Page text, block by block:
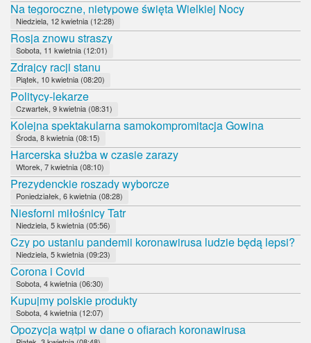
Na tegoroczne, nietypowe święta Wielkiej Nocy
Niedziela, 12 kwietnia (12:28)
Rosja znowu straszy
Sobota, 11 kwietnia (12:01)
Zdrajcy racji stanu
Piątek, 10 kwietnia (08:20)
Politycy-lekarze
Czwartek, 9 kwietnia (08:31)
Kolejna spektakularna samokompromitacja Gowina
Środa, 8 kwietnia (08:15)
Harcerska służba w czasie zarazy
Wtorek, 7 kwietnia (08:10)
Prezydenckie roszady wyborcze
Poniedziałek, 6 kwietnia (08:28)
Niesforni miłośnicy Tatr
Niedziela, 5 kwietnia (05:56)
Czy po ustaniu pandemii koronawirusa ludzie będą lepsi?
Niedziela, 5 kwietnia (09:23)
Corona i Covid
Sobota, 4 kwietnia (06:30)
Kupujmy polskie produkty
Sobota, 4 kwietnia (12:07)
Opozycja wątpi w dane o ofiarach koronawirusa